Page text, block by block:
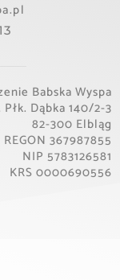
Babska Wyspa
Płk. Dąbka 140/2-3
82-300 Elbląg
REGON 367987855
NIP 5783126581
KRS 0000690556